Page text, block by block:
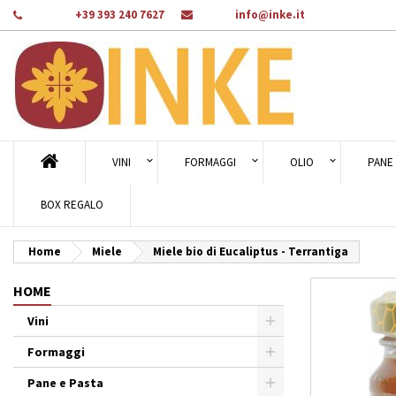
+39 393 240 7627 info@inke.it
VINI FORMAGGI OLIO PANE
BOX REGALO
Home Miele Miele bio di Eucaliptus - Terrantiga
HOME
Vini
Formaggi
Pane e Pasta